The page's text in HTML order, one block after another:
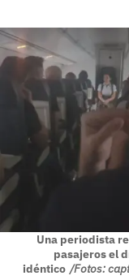
Una periodista
pasajeros el
idéntico /Fotos: